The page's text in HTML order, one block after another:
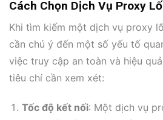
Cách Chọn Dịch Vụ Proxy
Khi tìm kiếm một dịch vụ proxy
cần chú ý đến một số yếu tố
việc truy cập an toàn và hiệu
tiêu chí cần xem xét:
Tốc độ kết nối: Một dịch vụ